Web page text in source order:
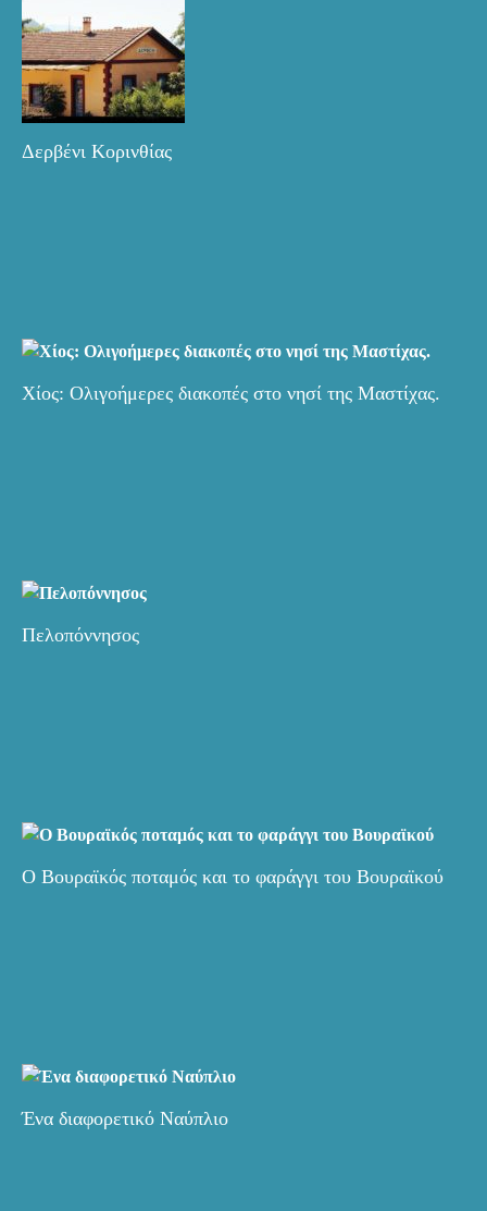
Δερβένι Κορινθίας
Χίος: Ολιγοήμερες διακοπές στο νησί της Μαστίχας.
Πελοπόννησος
Ο Βουραϊκός ποταμός και το φαράγγι του Βουραϊκού
Ένα διαφορετικό Ναύπλιο